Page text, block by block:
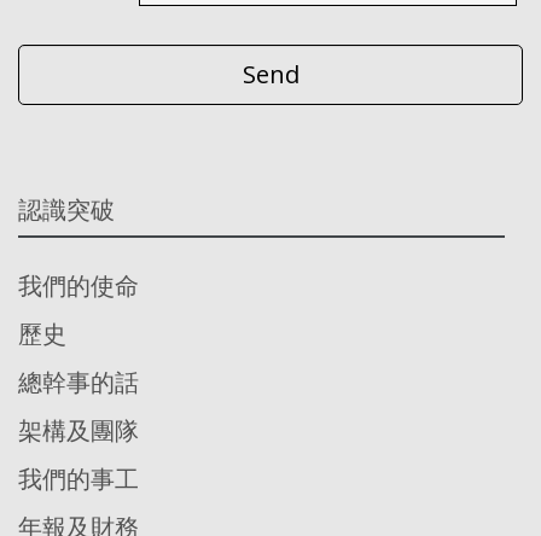
認識突破
我們的使命
歷史
總幹事的話
架構及團隊
我們的事工
年報及財務